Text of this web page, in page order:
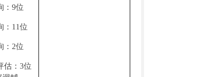
9位
11位
2位
： 3位